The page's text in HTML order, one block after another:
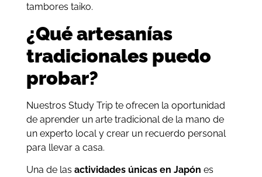
tambores taiko.
¿Qué artesanías
tradicionales puedo
probar?
Nuestros Study Trip te ofrecen la oportunidad
de aprender un arte tradicional de la mano de
un experto local y crear un recuerdo personal
para llevar a casa.
Una de las actividades únicas en Japón es